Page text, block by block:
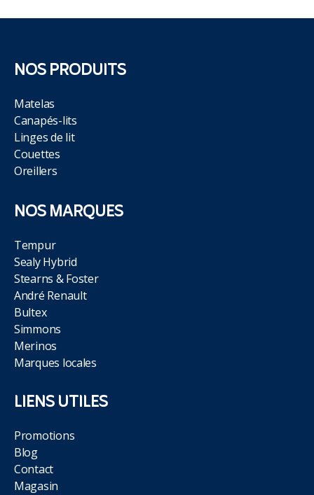
NOS PRODUITS
Matelas
Canapés-lits
Linges de lit
Couettes
Oreillers
NOS MARQUES
Tempur
Sealy Hybrid
Stearns & Foster
André Renault
Bultex
Simmons
Merinos
Marques locales
LIENS UTILES
Promotions
Blog
Contact
Magasin